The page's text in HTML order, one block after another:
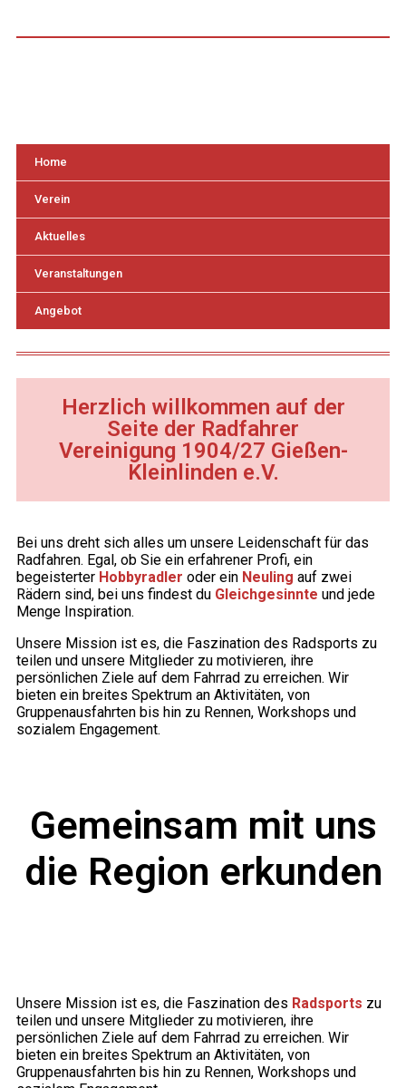
Home
Verein
Aktuelles
Veranstaltungen
Angebot
Herzlich willkommen auf der
Seite der Radfahrer
Vereinigung 1904/27 Gießen-
Kleinlinden e.V.
Bei uns dreht sich alles um unsere Leidenschaft für das
Radfahren. Egal, ob Sie ein erfahrener Profi, ein
begeisterter Hobbyradler oder ein Neuling auf zwei
Rädern sind, bei uns findest du Gleichgesinnte und jede
Menge Inspiration.
Unsere Mission ist es, die Faszination des Radsports zu
teilen und unsere Mitglieder zu motivieren, ihre
persönlichen Ziele auf dem Fahrrad zu erreichen. Wir
bieten ein breites Spektrum an Aktivitäten, von
Gruppenausfahrten bis hin zu Rennen, Workshops und
sozialem Engagement.
Gemeinsam mit uns
die Region erkunden
Unsere Mission ist es, die Faszination des Radsports zu
teilen und unsere Mitglieder zu motivieren, ihre
persönlichen Ziele auf dem Fahrrad zu erreichen. Wir
bieten ein breites Spektrum an Aktivitäten, von
Gruppenausfahrten bis hin zu Rennen, Workshops und